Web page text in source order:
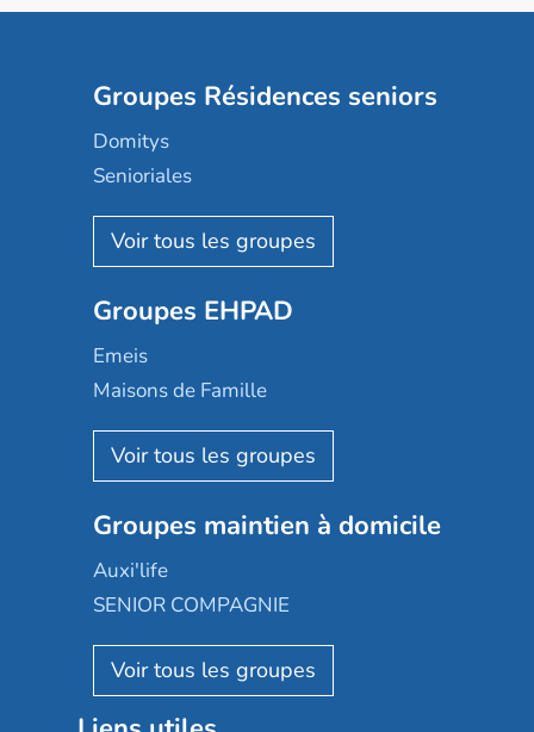
Groupes Résidences seniors
Domitys
Senioriales
Nohée
Les Résidentiels
Mobicap
Domusvi
Happy Senior
Aquarelia
Nexity edenea
Les jardins d'Arcadie
Occitalia
Appartseniors
Reseda
Stella management
Groupes EHPAD
Emeis
Maisons de Famille
Korian
Emera
Groupe SOS
Le Noble Âge
Almage
Résidalya
Groupe aplus
Groupes maintien à domicile
Auxi'life
SENIOR COMPAGNIE
AGE D'OR Services